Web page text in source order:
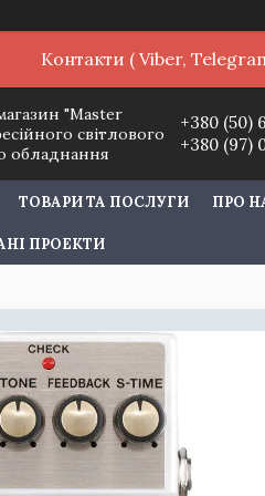
Контакти ( Viber,
"Master
світлового
обладнання
+380 (50)
+380 (97)
ТОВАРИ ТА ПОСЛУГИ ПРО
ПРОЕКТИ